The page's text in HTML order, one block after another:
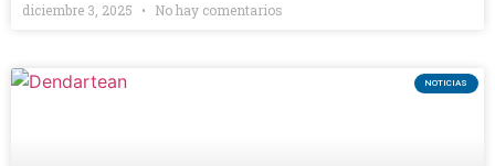
diciembre 3, 2025 No hay comentarios
NOTICIAS